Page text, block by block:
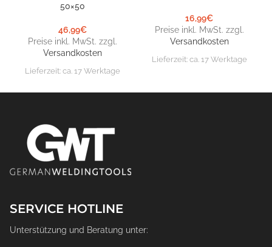
50×50
46,99€
Preise inkl. MwSt. zzgl.
Versandkosten
Lieferzeit: ca. 17 Werktage
16,99€
Preise inkl. MwSt. zzgl.
Versandkosten
Lieferzeit: ca. 17 Werktage
SERVICE HOTLINE
Unterstützung und Beratung unter: